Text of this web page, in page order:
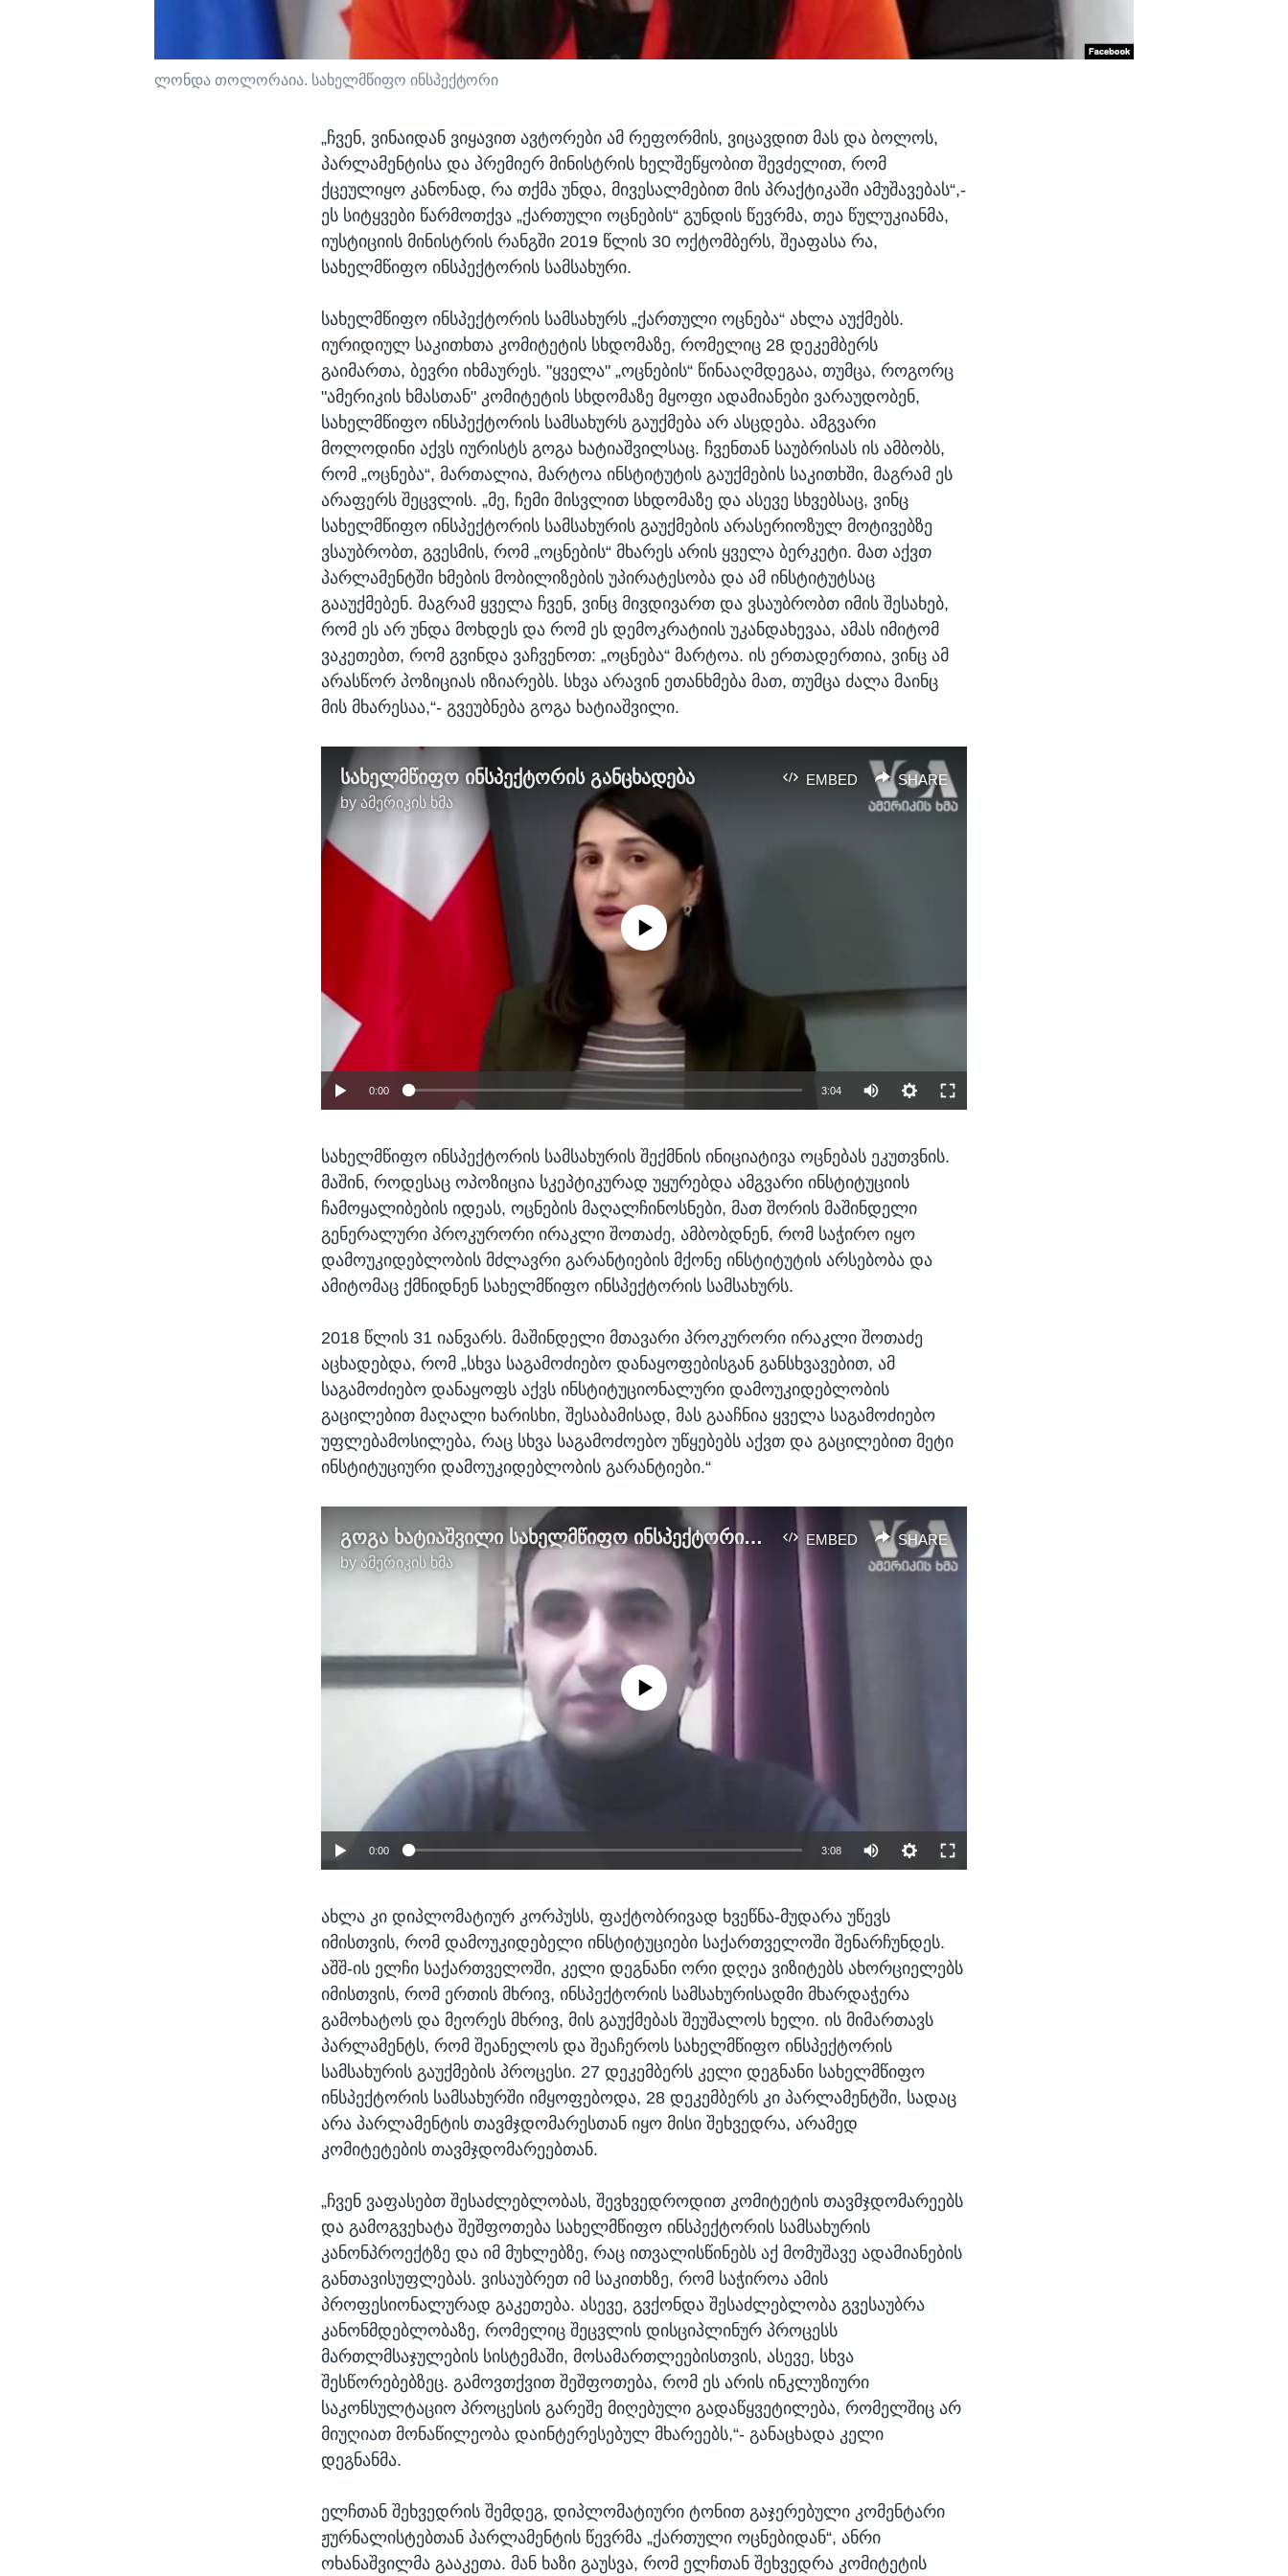
ლონდა თოლორაია. სახელმწიფო ინსპექტორი
„ჩვენ, ვინაიდან ვიყავით ავტორები ამ რეფორმის, ვიცავდით მას და ბოლოს,
პარლამენტისა და პრემიერ მინისტრის ხელშეწყობით შევძელით, რომ
ქცეულიყო კანონად, რა თქმა უნდა, მივესალმებით მის პრაქტიკაში ამუშავებას“,-
ეს სიტყვები წარმოთქვა „ქართული ოცნების“ გუნდის წევრმა, თეა წულუკიანმა,
იუსტიციის მინისტრის რანგში 2019 წლის 30 ოქტომბერს, შეაფასა რა,
სახელმწიფო ინსპექტორის სამსახური.
სახელმწიფო ინსპექტორის სამსახურს „ქართული ოცნება“ ახლა აუქმებს.
იურიდიულ საკითხთა კომიტეტის სხდომაზე, რომელიც 28 დეკემბერს
გაიმართა, ბევრი იხმაურეს. "ყველა" „ოცნების“ წინააღმდეგაა, თუმცა, როგორც
"ამერიკის ხმასთან" კომიტეტის სხდომაზე მყოფი ადამიანები ვარაუდობენ,
სახელმწიფო ინსპექტორის სამსახურს გაუქმება არ ასცდება. ამგვარი
მოლოდინი აქვს იურისტს გოგა ხატიაშვილსაც. ჩვენთან საუბრისას ის ამბობს,
რომ „ოცნება“, მართალია, მარტოა ინსტიტუტის გაუქმების საკითხში, მაგრამ ეს
არაფერს შეცვლის. „მე, ჩემი მისვლით სხდომაზე და ასევე სხვებსაც, ვინც
სახელმწიფო ინსპექტორის სამსახურის გაუქმების არასერიოზულ მოტივებზე
ვსაუბრობთ, გვესმის, რომ „ოცნების“ მხარეს არის ყველა ბერკეტი. მათ აქვთ
პარლამენტში ხმების მობილიზების უპირატესობა და ამ ინსტიტუტსაც
გააუქმებენ. მაგრამ ყველა ჩვენ, ვინც მივდივართ და ვსაუბრობთ იმის შესახებ,
რომ ეს არ უნდა მოხდეს და რომ ეს დემოკრატიის უკანდახევაა, ამას იმიტომ
ვაკეთებთ, რომ გვინდა ვაჩვენოთ: „ოცნება“ მარტოა. ის ერთადერთია, ვინც ამ
არასწორ პოზიციას იზიარებს. სხვა არავინ ეთანხმება მათ, თუმცა ძალა მაინც
მის მხარესაა,“- გვეუბნება გოგა ხატიაშვილი.
EMBED SHARE
სახელმწიფო ინსპექტორის განცხადება
by ამერიკის ხმა
No media source currently available
0:00 3:04
სახელმწიფო ინსპექტორის სამსახურის შექმნის ინიციატივა ოცნებას ეკუთვნის.
მაშინ, როდესაც ოპოზიცია სკეპტიკურად უყურებდა ამგვარი ინსტიტუციის
ჩამოყალიბების იდეას, ოცნების მაღალჩინოსნები, მათ შორის მაშინდელი
გენერალური პროკურორი ირაკლი შოთაძე, ამბობდნენ, რომ საჭირო იყო
დამოუკიდებლობის მძლავრი გარანტიების მქონე ინსტიტუტის არსებობა და
ამიტომაც ქმნიდნენ სახელმწიფო ინსპექტორის სამსახურს.
2018 წლის 31 იანვარს. მაშინდელი მთავარი პროკურორი ირაკლი შოთაძე
აცხადებდა, რომ „სხვა საგამოძიებო დანაყოფებისგან განსხვავებით, ამ
საგამოძიებო დანაყოფს აქვს ინსტიტუციონალური დამოუკიდებლობის
გაცილებით მაღალი ხარისხი, შესაბამისად, მას გააჩნია ყველა საგამოძიებო
უფლებამოსილება, რაც სხვა საგამოძოებო უწყებებს აქვთ და გაცილებით მეტი
ინსტიტუციური დამოუკიდებლობის გარანტიები.“
EMBED SHARE
გოგა ხატიაშვილი სახელმწიფო ინსპექტორის სამსახურის გაუქმების მოტივების შესახებ
by ამერიკის ხმა
No media source currently available
0:00 3:08
ახლა კი დიპლომატიურ კორპუსს, ფაქტობრივად ხვეწნა-მუდარა უწევს
იმისთვის, რომ დამოუკიდებელი ინსტიტუციები საქართველოში შენარჩუნდეს.
აშშ-ის ელჩი საქართველოში, კელი დეგნანი ორი დღეა ვიზიტებს ახორციელებს
იმისთვის, რომ ერთის მხრივ, ინსპექტორის სამსახურისადმი მხარდაჭერა
გამოხატოს და მეორეს მხრივ, მის გაუქმებას შეუშალოს ხელი. ის მიმართავს
პარლამენტს, რომ შეანელოს და შეაჩეროს სახელმწიფო ინსპექტორის
სამსახურის გაუქმების პროცესი. 27 დეკემბერს კელი დეგნანი სახელმწიფო
ინსპექტორის სამსახურში იმყოფებოდა, 28 დეკემბერს კი პარლამენტში, სადაც
არა პარლამენტის თავმჯდომარესთან იყო მისი შეხვედრა, არამედ
კომიტეტების თავმჯდომარეებთან.
„ჩვენ ვაფასებთ შესაძლებლობას, შევხვედროდით კომიტეტის თავმჯდომარეებს
და გამოგვეხატა შეშფოთება სახელმწიფო ინსპექტორის სამსახურის
კანონპროექტზე და იმ მუხლებზე, რაც ითვალისწინებს აქ მომუშავე ადამიანების
განთავისუფლებას. ვისაუბრეთ იმ საკითხზე, რომ საჭიროა ამის
პროფესიონალურად გაკეთება. ასევე, გვქონდა შესაძლებლობა გვესაუბრა
კანონმდებლობაზე, რომელიც შეცვლის დისციპლინურ პროცესს
მართლმსაჯულების სისტემაში, მოსამართლეებისთვის, ასევე, სხვა
შესწორებებზეც. გამოვთქვით შეშფოთება, რომ ეს არის ინკლუზიური
საკონსულტაციო პროცესის გარეშე მიღებული გადაწყვეტილება, რომელშიც არ
მიუღიათ მონაწილეობა დაინტერესებულ მხარეებს,“- განაცხადა კელი
დეგნანმა.
ელჩთან შეხვედრის შემდეგ, დიპლომატიური ტონით გაჯერებული კომენტარი
ჟურნალისტებთან პარლამენტის წევრმა „ქართული ოცნებიდან“, ანრი
ოხანაშვილმა გააკეთა. მან ხაზი გაუსვა, რომ ელჩთან შეხვედრა კომიტეტის